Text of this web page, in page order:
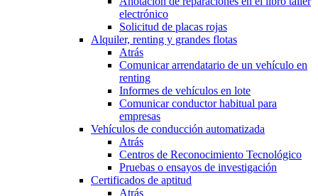
electrónico
Solicitud de placas rojas
Alquiler, renting y grandes flotas
Atrás
Comunicar arrendatario de un vehículo en
renting
Informes de vehículos en lote
Comunicar conductor habitual para
empresas
Vehículos de conducción automatizada
Atrás
Centros de Reconocimiento Tecnológico
Pruebas o ensayos de investigación
Certificados de aptitud
Atrás